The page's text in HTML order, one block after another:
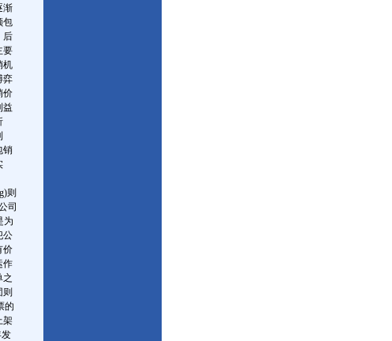
渐
包
后
要
机
弈
价
益
销
则
司
为
公
价
作
的
架